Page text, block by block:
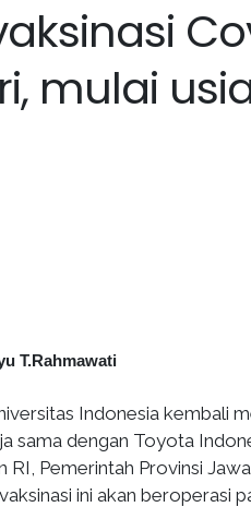
mulai
T.Rahmawati
Indonesia kembali
sama dengan Toyota
RI, Pemerintah Provinsi
ini akan beroperasi